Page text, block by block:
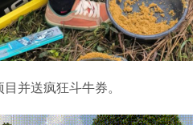
并送疯狂斗牛券。